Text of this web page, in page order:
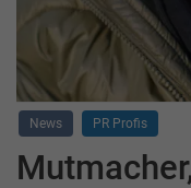
News PR Profis